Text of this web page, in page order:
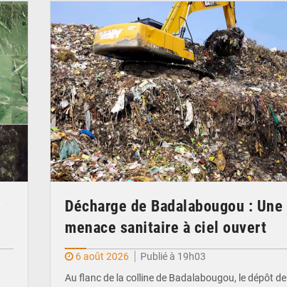
Décharge de Badalabougou : Une
menace sanitaire à ciel ouvert
6 août 2026
Publié à 19h03
Au flanc de la colline de Badalabougou, le dépôt de